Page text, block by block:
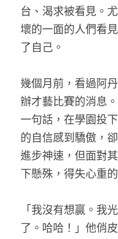
台、渴求被看見。
壞的一面的人們看
了自己。
幾個月前，看過阿
辦才藝比賽的消息
一句話，在學園投
的自信感到驕傲，
進步神速，但面對
下懸殊，得失心重
「我沒有想贏。我
了。哈哈！」他俏